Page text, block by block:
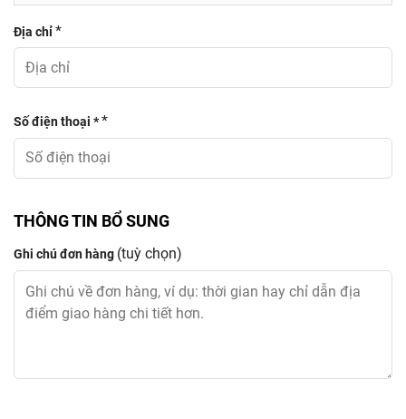
Địa chỉ*
Số điện thoại **
THÔNG TIN BỔ SUNG
Ghi chú đơn hàng (tuỳ chọn)